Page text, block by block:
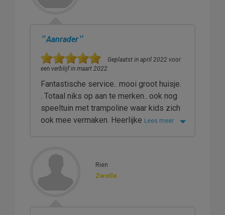
"Aanrader"
Geplaatst in april 2022 voor
een verblijf in maart 2022
Fantastische service.. mooi groot huisje.
. Totaal niks op aan te merken.. ook nog
speeltuin met trampoline waar kids zich
ook mee vermaken. Heerlijke Lees meer
Rien
Zwolle